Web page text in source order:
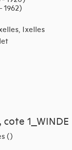
1962)
Ixelles
1_WINDE
()